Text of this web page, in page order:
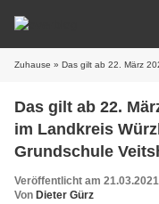
Zuhause » Das gilt ab 22. März 2021 für
Das gilt ab 22.
im Landkreis
Grundschule
Veröffentlicht am
Von Dieter Gürz